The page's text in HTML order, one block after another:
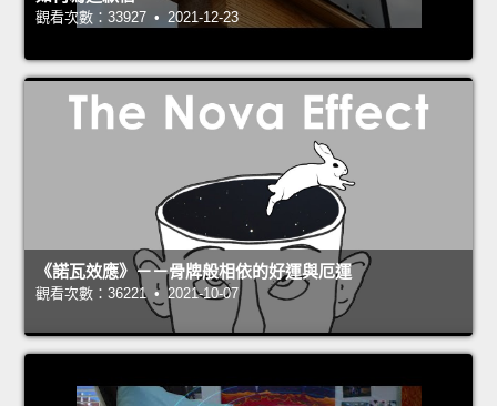
觀看次數：33927 • 2021-12-23
《諾瓦效應》－－骨牌般相依的好運與厄運
觀看次數：36221 • 2021-10-07